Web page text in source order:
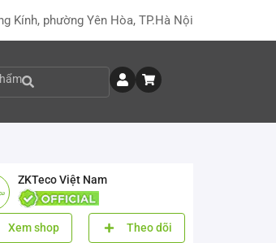
Kính, phường Yên Hòa, TP.Hà Nội
ZKTeco Việt Nam
Xem shop
Theo dõi